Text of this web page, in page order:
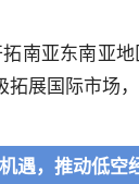
南亚东南亚
拓展国际市场
遇，推动低空